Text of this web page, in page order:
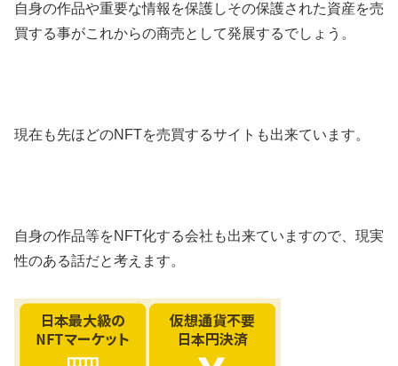
自身の作品や重要な情報を保護しその保護された資産を売
買する事がこれからの商売として発展するでしょう。
現在も先ほどのNFTを売買するサイトも出来ています。
自身の作品等をNFT化する会社も出来ていますので、現実
性のある話だと考えます。